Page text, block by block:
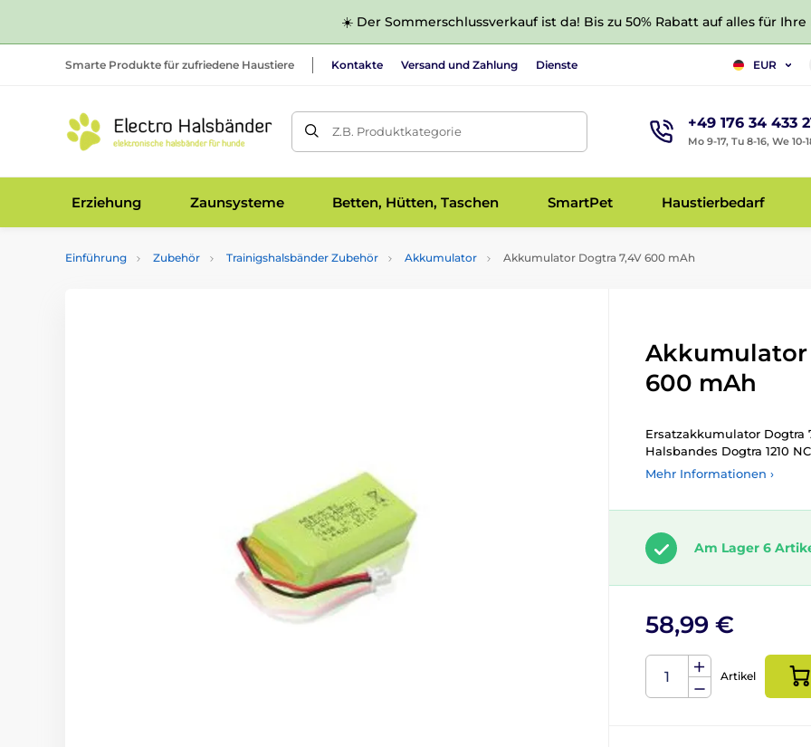
☀️ Der Sommerschlussverkauf ist da! Bis zu 50% Rabatt auf alles für Ihre
Smarte Produkte für zufriedene Haustiere Kontakte Versand und Zahlung Dienste EUR
Z.B. Produktkategorie +49 176 34 433
Mo 9-17, Tu 8-16, We 10-
Erziehung Zaunsysteme Betten, Hütten, Taschen SmartPet Haustierbedarf
Einführung Zubehör Trainigshalsbänder Zubehör Akkumulator Akkumulator Dogtra 7,4V 600 mAh
Akkumulator
600 mAh
Ersatzakkumulator Dogtra
Halsbandes Dogtra 1210
Mehr Informationen ›
Am Lager 6
58,99 €
Artikel